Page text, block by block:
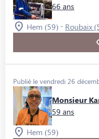
66 ans
Hem (59) - Roubaix
Publié le vendredi 26
Monsieur
59 ans
Hem (59)